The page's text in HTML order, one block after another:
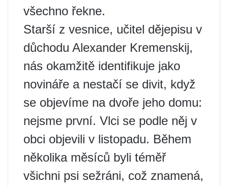
všechno řekne.
Starší z vesnice, učitel dějepisu v
důchodu Alexander Kremenskij,
nás okamžitě identifikuje jako
novináře a nestačí se divit, když
se objevíme na dvoře jeho domu:
nejsme první. Vlci se podle něj v
obci objevili v listopadu. Během
několika měsíců byli téměř
všichni psi sežráni, což znamená,